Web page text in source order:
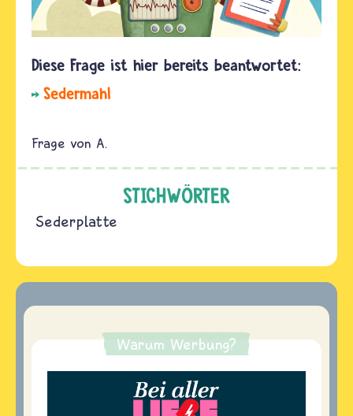
Sedermahl
A.
STICHWÖRTER
Sederplatte
Warum Werbung?